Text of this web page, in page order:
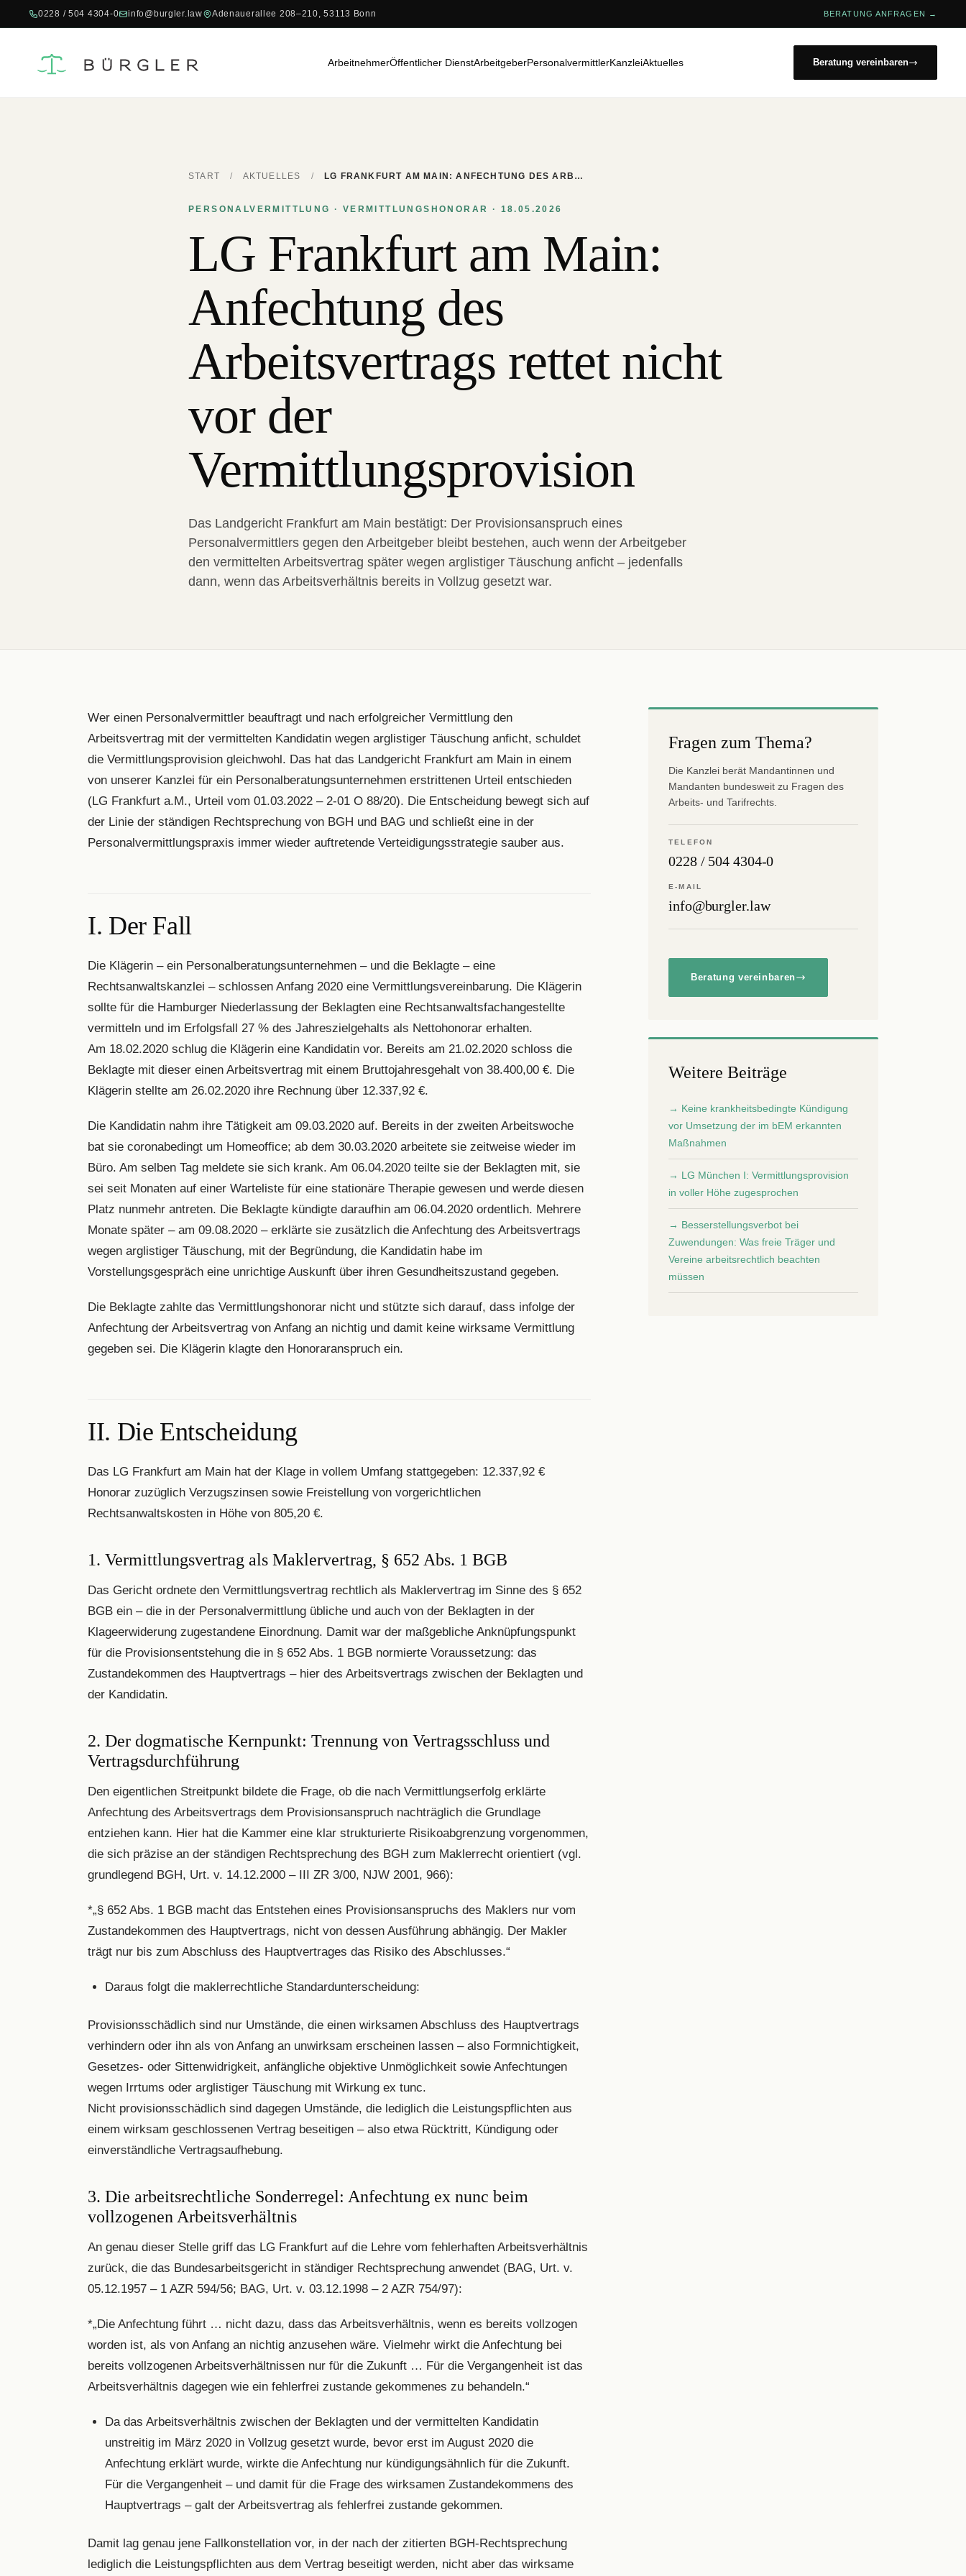
0228 / 504 4304-0 info@burgler.law Adenauerallee 208–210, 53113 Bonn BERATUNG ANFRAGEN →
ArbeitnehmerÖffentlicher DienstArbeitgeberPersonalvermittlerKanzleiAktuelles Beratung vereinbaren
START / AKTUELLES / LG FRANKFURT AM MAIN: ANFECHTUNG DES ARB…
PERSONALVERMITTLUNG · VERMITTLUNGSHONORAR · 18.05.2026
LG Frankfurt am Main:
Anfechtung des
Arbeitsvertrags rettet nicht
vor der
Vermittlungsprovision
Das Landgericht Frankfurt am Main bestätigt: Der Provisionsanspruch eines
Personalvermittlers gegen den Arbeitgeber bleibt bestehen, auch wenn der Arbeitgeber
den vermittelten Arbeitsvertrag später wegen arglistiger Täuschung anficht – jedenfalls
dann, wenn das Arbeitsverhältnis bereits in Vollzug gesetzt war.
Wer einen Personalvermittler beauftragt und nach erfolgreicher Vermittlung den
Arbeitsvertrag mit der vermittelten Kandidatin wegen arglistiger Täuschung anficht, schuldet
die Vermittlungsprovision gleichwohl. Das hat das Landgericht Frankfurt am Main in einem
von unserer Kanzlei für ein Personalberatungsunternehmen erstrittenen Urteil entschieden
(LG Frankfurt a.M., Urteil vom 01.03.2022 – 2-01 O 88/20). Die Entscheidung bewegt sich auf
der Linie der ständigen Rechtsprechung von BGH und BAG und schließt eine in der
Personalvermittlungspraxis immer wieder auftretende Verteidigungsstrategie sauber aus.
I. Der Fall
Die Klägerin – ein Personalberatungsunternehmen – und die Beklagte – eine
Rechtsanwaltskanzlei – schlossen Anfang 2020 eine Vermittlungsvereinbarung. Die Klägerin
sollte für die Hamburger Niederlassung der Beklagten eine Rechtsanwaltsfachangestellte
vermitteln und im Erfolgsfall 27 % des Jahreszielgehalts als Nettohonorar erhalten.
Am 18.02.2020 schlug die Klägerin eine Kandidatin vor. Bereits am 21.02.2020 schloss die
Beklagte mit dieser einen Arbeitsvertrag mit einem Bruttojahresgehalt von 38.400,00 €. Die
Klägerin stellte am 26.02.2020 ihre Rechnung über 12.337,92 €.
Die Kandidatin nahm ihre Tätigkeit am 09.03.2020 auf. Bereits in der zweiten Arbeitswoche
bat sie coronabedingt um Homeoffice; ab dem 30.03.2020 arbeitete sie zeitweise wieder im
Büro. Am selben Tag meldete sie sich krank. Am 06.04.2020 teilte sie der Beklagten mit, sie
sei seit Monaten auf einer Warteliste für eine stationäre Therapie gewesen und werde diesen
Platz nunmehr antreten. Die Beklagte kündigte daraufhin am 06.04.2020 ordentlich. Mehrere
Monate später – am 09.08.2020 – erklärte sie zusätzlich die Anfechtung des Arbeitsvertrags
wegen arglistiger Täuschung, mit der Begründung, die Kandidatin habe im
Vorstellungsgespräch eine unrichtige Auskunft über ihren Gesundheitszustand gegeben.
Die Beklagte zahlte das Vermittlungshonorar nicht und stützte sich darauf, dass infolge der
Anfechtung der Arbeitsvertrag von Anfang an nichtig und damit keine wirksame Vermittlung
gegeben sei. Die Klägerin klagte den Honoraranspruch ein.
II. Die Entscheidung
Das LG Frankfurt am Main hat der Klage in vollem Umfang stattgegeben: 12.337,92 €
Honorar zuzüglich Verzugszinsen sowie Freistellung von vorgerichtlichen
Rechtsanwaltskosten in Höhe von 805,20 €.
1. Vermittlungsvertrag als Maklervertrag, § 652 Abs. 1 BGB
Das Gericht ordnete den Vermittlungsvertrag rechtlich als Maklervertrag im Sinne des § 652
BGB ein – die in der Personalvermittlung übliche und auch von der Beklagten in der
Klageerwiderung zugestandene Einordnung. Damit war der maßgebliche Anknüpfungspunkt
für die Provisionsentstehung die in § 652 Abs. 1 BGB normierte Voraussetzung: das
Zustandekommen des Hauptvertrags – hier des Arbeitsvertrags zwischen der Beklagten und
der Kandidatin.
2. Der dogmatische Kernpunkt: Trennung von Vertragsschluss und
Vertragsdurchführung
Den eigentlichen Streitpunkt bildete die Frage, ob die nach Vermittlungserfolg erklärte
Anfechtung des Arbeitsvertrags dem Provisionsanspruch nachträglich die Grundlage
entziehen kann. Hier hat die Kammer eine klar strukturierte Risikoabgrenzung vorgenommen,
die sich präzise an der ständigen Rechtsprechung des BGH zum Maklerrecht orientiert (vgl.
grundlegend BGH, Urt. v. 14.12.2000 – III ZR 3/00, NJW 2001, 966):
*„§ 652 Abs. 1 BGB macht das Entstehen eines Provisionsanspruchs des Maklers nur vom
Zustandekommen des Hauptvertrags, nicht von dessen Ausführung abhängig. Der Makler
trägt nur bis zum Abschluss des Hauptvertrages das Risiko des Abschlusses.“
Daraus folgt die maklerrechtliche Standardunterscheidung:
Provisionsschädlich sind nur Umstände, die einen wirksamen Abschluss des Hauptvertrags
verhindern oder ihn als von Anfang an unwirksam erscheinen lassen – also Formnichtigkeit,
Gesetzes- oder Sittenwidrigkeit, anfängliche objektive Unmöglichkeit sowie Anfechtungen
wegen Irrtums oder arglistiger Täuschung mit Wirkung ex tunc.
Nicht provisionsschädlich sind dagegen Umstände, die lediglich die Leistungspflichten aus
einem wirksam geschlossenen Vertrag beseitigen – also etwa Rücktritt, Kündigung oder
einverständliche Vertragsaufhebung.
3. Die arbeitsrechtliche Sonderregel: Anfechtung ex nunc beim
vollzogenen Arbeitsverhältnis
An genau dieser Stelle griff das LG Frankfurt auf die Lehre vom fehlerhaften Arbeitsverhältnis
zurück, die das Bundesarbeitsgericht in ständiger Rechtsprechung anwendet (BAG, Urt. v.
05.12.1957 – 1 AZR 594/56; BAG, Urt. v. 03.12.1998 – 2 AZR 754/97):
*„Die Anfechtung führt … nicht dazu, dass das Arbeitsverhältnis, wenn es bereits vollzogen
worden ist, als von Anfang an nichtig anzusehen wäre. Vielmehr wirkt die Anfechtung bei
bereits vollzogenen Arbeitsverhältnissen nur für die Zukunft … Für die Vergangenheit ist das
Arbeitsverhältnis dagegen wie ein fehlerfrei zustande gekommenes zu behandeln.“
Da das Arbeitsverhältnis zwischen der Beklagten und der vermittelten Kandidatin
unstreitig im März 2020 in Vollzug gesetzt wurde, bevor erst im August 2020 die
Anfechtung erklärt wurde, wirkte die Anfechtung nur kündigungsähnlich für die Zukunft.
Für die Vergangenheit – und damit für die Frage des wirksamen Zustandekommens des
Hauptvertrags – galt der Arbeitsvertrag als fehlerfrei zustande gekommen.
Damit lag genau jene Fallkonstellation vor, in der nach der zitierten BGH-Rechtsprechung
lediglich die Leistungspflichten aus dem Vertrag beseitigt werden, nicht aber das wirksame
Fragen zum Thema?
Die Kanzlei berät Mandantinnen und
Mandanten bundesweit zu Fragen des
Arbeits- und Tarifrechts.
TELEFON
0228 / 504 4304-0
E-MAIL
info@burgler.law
Beratung vereinbaren
Weitere Beiträge
→ Keine krankheitsbedingte Kündigung
vor Umsetzung der im bEM erkannten
Maßnahmen
→ LG München I: Vermittlungsprovision
in voller Höhe zugesprochen
→ Besserstellungsverbot bei
Zuwendungen: Was freie Träger und
Vereine arbeitsrechtlich beachten
müssen